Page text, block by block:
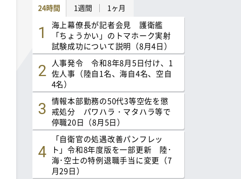
24時間 1週間 1ヶ月
海上幕僚長が記者会見 護衛艦
「ちょうかい」のトマホーク実射
試験成功について説明（8月4日）
人事発令 令和8年8月5日付け、1
佐人事（陸自1名、海自4名、空自
4名）
情報本部勤務の50代3等空佐を懲
戒処分 パワハラ・マタハラ等で
停職20日（8月5日）
「自衛官の処遇改善パンフレッ
ト」令和8年度版を一部更新 陸･
海･空士の特例退職手当に変更（7
月29日）